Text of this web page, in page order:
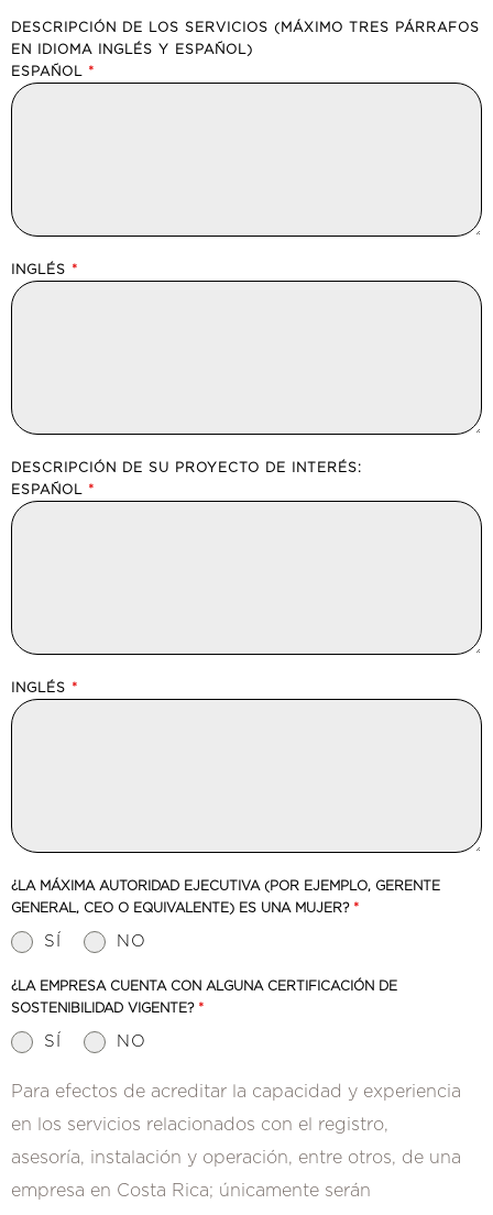
DESCRIPCIÓN DE LOS SERVICIOS (MÁXIMO TRES PÁRRAFOS
EN IDIOMA INGLÉS Y ESPAÑOL)
ESPAÑOL *
INGLÉS *
DESCRIPCIÓN DE SU PROYECTO DE INTERÉS:
ESPAÑOL *
INGLÉS *
¿LA MÁXIMA AUTORIDAD EJECUTIVA (POR EJEMPLO, GERENTE
GENERAL, CEO O EQUIVALENTE) ES UNA MUJER? *
SÍ NO
¿LA EMPRESA CUENTA CON ALGUNA CERTIFICACIÓN DE
SOSTENIBILIDAD VIGENTE? *
SÍ NO
Para efectos de acreditar la capacidad y experiencia
en los servicios relacionados con el registro,
asesoría, instalación y operación, entre otros, de una
empresa en Costa Rica; únicamente serán